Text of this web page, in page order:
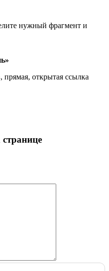
нужный фрагмент и
открытая ссылка